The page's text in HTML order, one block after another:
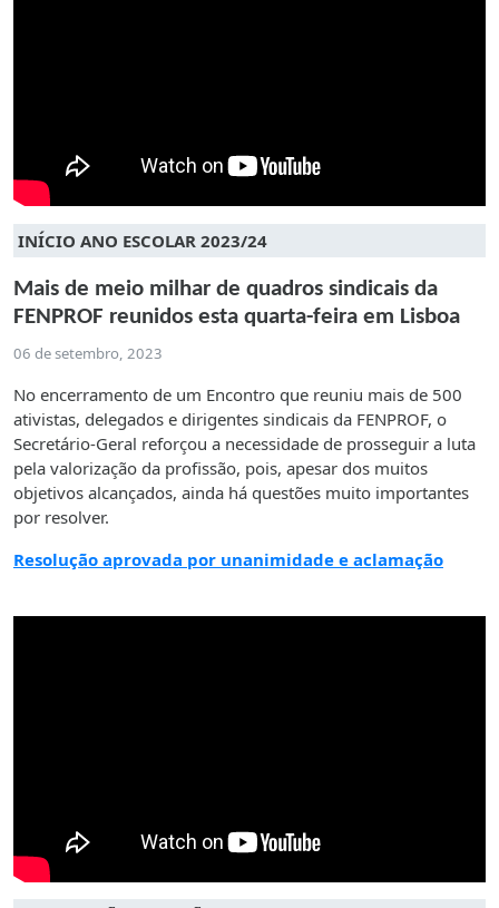
INÍCIO ANO ESCOLAR 2023/24
Mais de meio milhar de quadros sindicais da
FENPROF reunidos esta quarta-feira em Lisboa
06 de setembro, 2023
No encerramento de um Encontro que reuniu mais de 500
ativistas, delegados e dirigentes sindicais da FENPROF, o
Secretário-Geral reforçou a necessidade de prosseguir a luta
pela valorização da profissão, pois, apesar dos muitos
objetivos alcançados, ainda há questões muito importantes
por resolver.
Resolução aprovada por unanimidade e aclamação